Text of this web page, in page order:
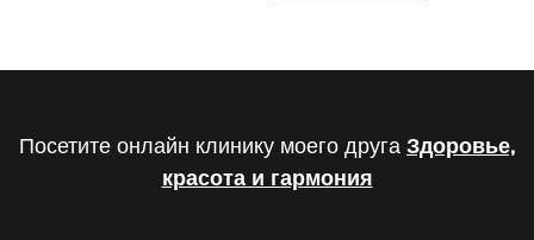
Посетите онлайн клинику моего друга Здоровье,
красота и гармония